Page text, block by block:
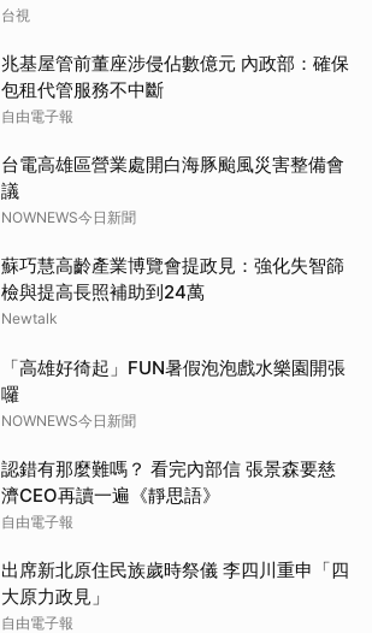
台視
兆基屋管前董座涉侵佔數億元 內政部：確保
包租代管服務不中斷
自由電子報
台電高雄區營業處開白海豚颱風災害整備會
議
NOWNEWS今日新聞
蘇巧慧高齡產業博覽會提政見：強化失智篩
檢與提高長照補助到24萬
Newtalk
「高雄好徛起」FUN暑假泡泡戲水樂園開張
囉
NOWNEWS今日新聞
認錯有那麼難嗎？ 看完內部信 張景森要慈
濟CEO再讀一遍《靜思語》
自由電子報
出席新北原住民族歲時祭儀 李四川重申「四
大原力政見」
自由電子報